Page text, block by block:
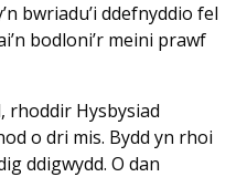
bwriadu’i ddefnyddio fel
bodloni’r meini prawf
rhoddir Hysbysiad
o dri mis. Bydd yn rhoi
ddigwydd. O dan